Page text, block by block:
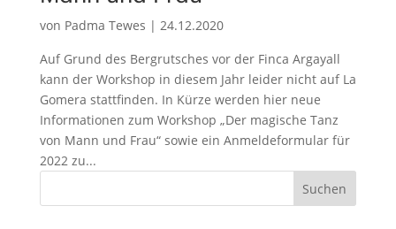
von Padma Tewes | 24.12.2020
Auf Grund des Bergrutsches vor der Finca Argayall
kann der Workshop in diesem Jahr leider nicht auf La
Gomera stattfinden. In Kürze werden hier neue
Informationen zum Workshop „Der magische Tanz
von Mann und Frau“ sowie ein Anmeldeformular für
2022 zu...